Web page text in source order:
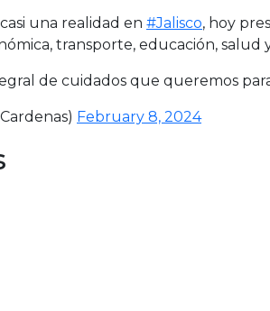
una realidad en #Jalisco, hoy
transporte, educación, salud
de cuidados que queremos
February 8, 2024